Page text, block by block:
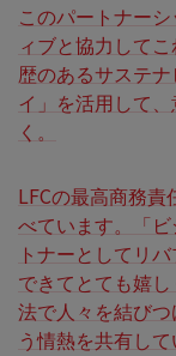
このパートナー
ィブと協力して
歴のあるサステ
イ」を活用して
く。
LFCの最高商務
べています。「
トナーとしてリ
できてとても嬉
法で人々を結び
う情熱を共有し